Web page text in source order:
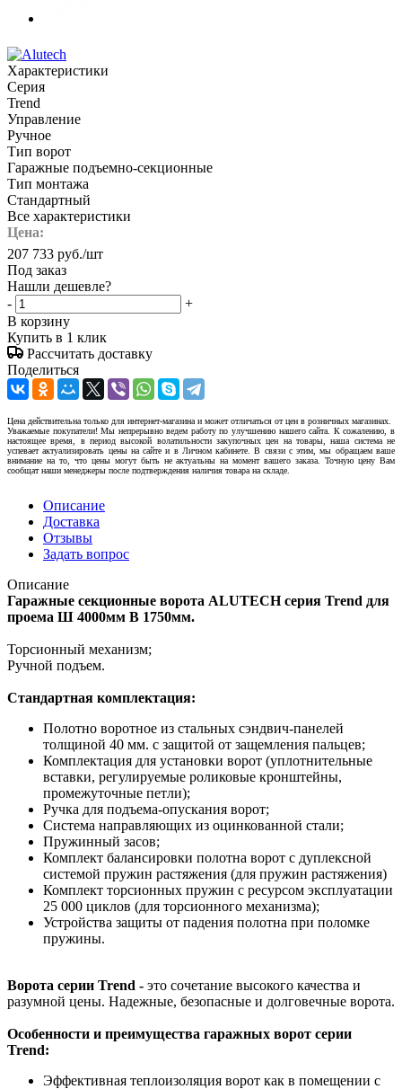
Характеристики
Серия
Trend
Управление
Ручное
Тип ворот
Гаражные подъемно-секционные
Тип монтажа
Стандартный
Все характеристики
Цена:
207 733 руб./шт
Под заказ
Нашли дешевле?
-
+
В корзину
Купить в 1 клик
Рассчитать доставку
Поделиться
Цена действительна только для интернет-магазина и может отличаться от цен в розничных магазинах.
Уважаемые покупатели! Мы непрерывно ведем работу по улучшению нашего сайта. К сожалению, в
настоящее время, в период высокой волатильности закупочных цен на товары, наша система не
успевает актуализировать цены на сайте и в Личном кабинете. В связи с этим, мы обращаем ваше
внимание на то, что цены могут быть не актуальны на момент вашего заказа. Точную цену Вам
сообщат наши менеджеры после подтверждения наличия товара на складе.
Описание
Доставка
Отзывы
Задать вопрос
Описание
Гаражные секционные ворота ALUTECH серия Trend для
проема Ш 4000мм В 1750мм.
Торсионный механизм;
Ручной подъем.
Стандартная комплектация:
Полотно воротное из стальных сэндвич-панелей
толщиной 40 мм. с защитой от защемления пальцев;
Комплектация для установки ворот (уплотнительные
вставки, регулируемые роликовые кронштейны,
промежуточные петли);
Ручка для подъема-опускания ворот;
Система направляющих из оцинкованной стали;
Пружинный засов;
Комплект балансировки полотна ворот с дуплексной
системой пружин растяжения (для пружин растяжения)
Комплект торсионных пружин с ресурсом эксплуатации
25 000 циклов (для торсионного механизма);
Устройства защиты от падения полотна при поломке
пружины.
Ворота серии Trend - это сочетание высокого качества и
разумной цены. Надежные, безопасные и долговечные ворота.
Особенности и преимущества гаражных ворот серии
Trend:
Эффективная теплоизоляция ворот как в помещении с